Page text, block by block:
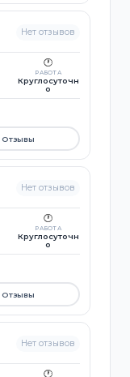
Нет отзывов
🕐
РАБОТА
Круглосуточн
о
Отзывы
Нет отзывов
🕐
РАБОТА
Круглосуточн
о
Отзывы
Нет отзывов
🕐